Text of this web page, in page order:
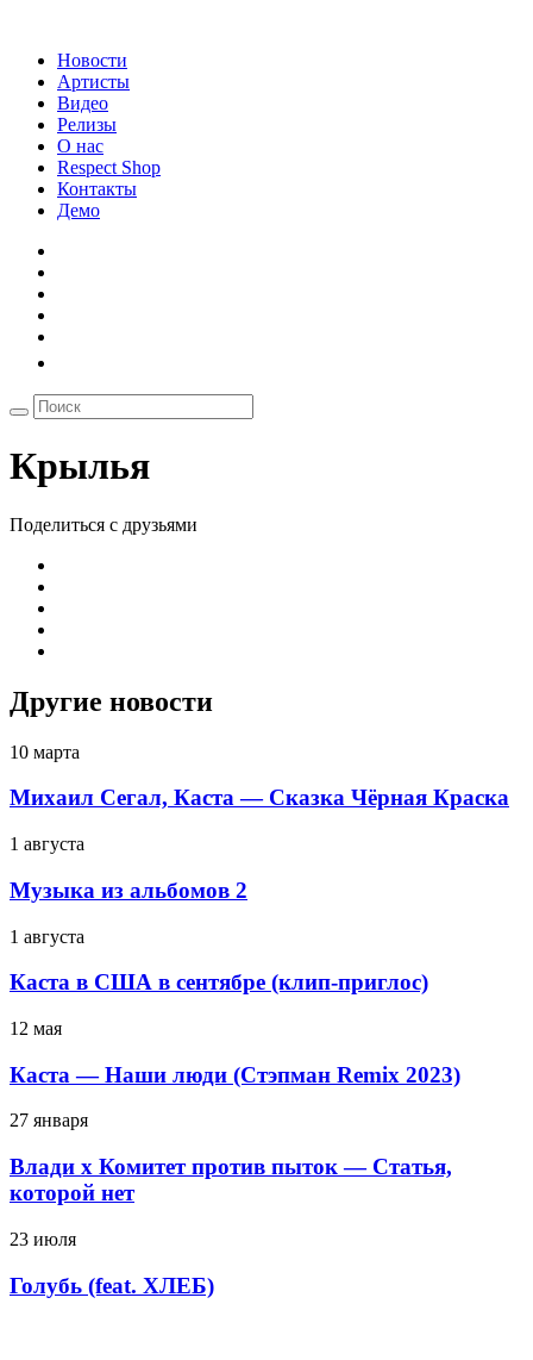
Новости
Артисты
Видео
Релизы
О нас
Respect Shop
Контакты
Демо
Крылья
Поделиться с друзьями
Другие новости
10 марта
Михаил Сегал, Каста — Сказка Чёрная Краска
1 августа
Музыка из альбомов 2
1 августа
Каста в США в сентябре (клип-приглос)
12 мая
Каста — Наши люди (Стэпман Remix 2023)
27 января
Влади х Комитет против пыток — Статья,
которой нет
23 июля
Голубь (feat. ХЛЕБ)